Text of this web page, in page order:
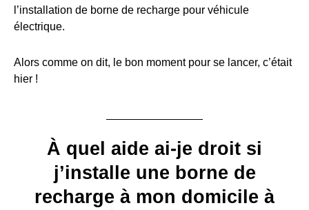
l’installation de borne de recharge pour véhicule
électrique.
Alors comme on dit, le bon moment pour se lancer, c’était
hier !
À quel aide ai-je droit si
j’installe une borne de
recharge à mon domicile à